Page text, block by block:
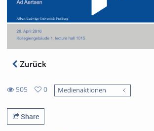
Zurück
505
views
0
favorites
Medienaktionen
Share